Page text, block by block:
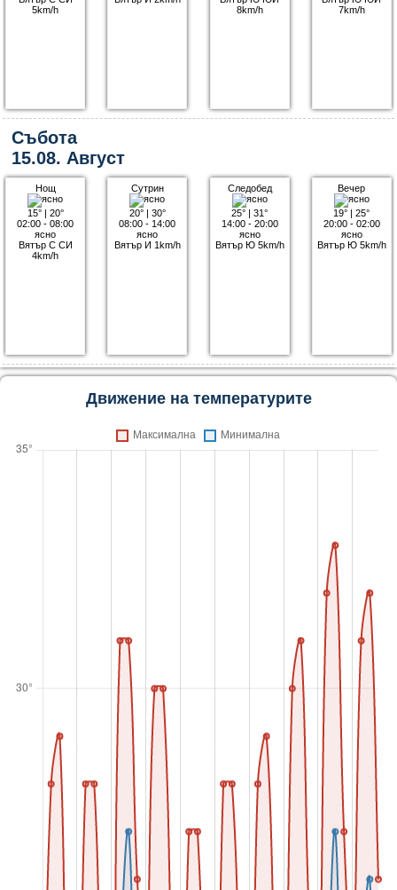
5km/h
8km/h
7km/h
Събота
15.08. Август
Нощ
15°| 20°
02:00 - 08:00
ясно
Вятър С СИ
4km/h
Сутрин
20°| 30°
08:00 - 14:00
ясно
Вятър И 1km/h
Следобед
25° |31°
14:00 - 20:00
ясно
Вятър Ю 5km/h
Вечер
19° |25°
20:00 - 02:00
ясно
Вятър Ю 5km/h
Движение на температурите